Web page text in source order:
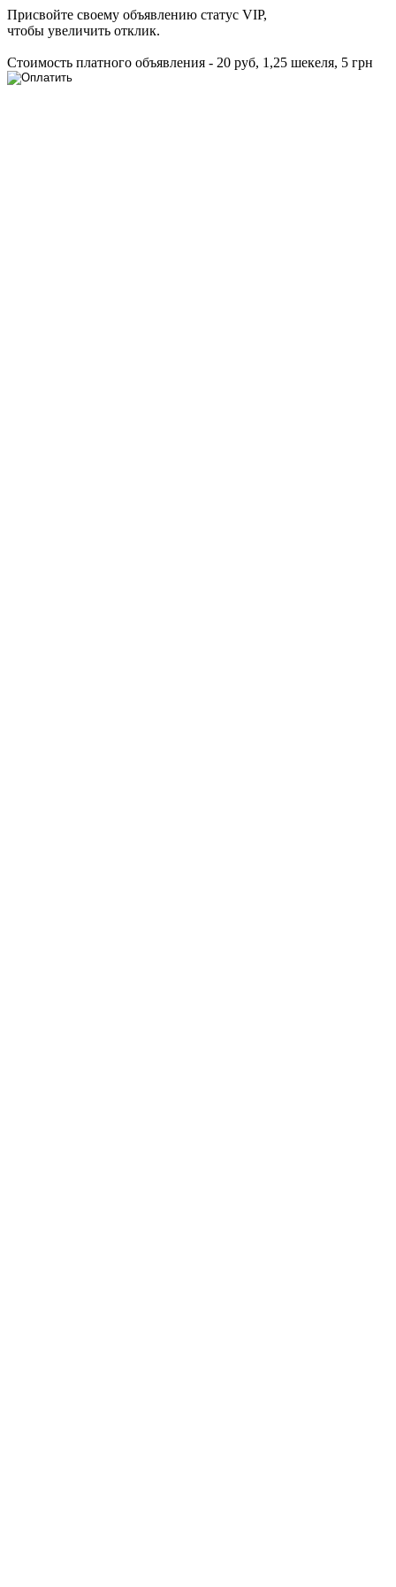
Присвойте своему объявлению статус VIP,
чтобы увеличить отклик.
Стоимость платного объявления - 20 руб, 1,25 шекеля, 5 грн